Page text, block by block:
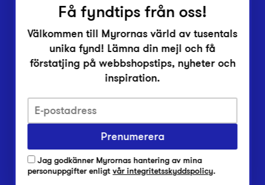
Integritetsskyddspolicy
Har du frågor om onlineköp, leverans eller retur?
Har du frågor om vår verksamhet?
Vanliga frågor om Myrorna
Få fyndtips från oss!
Välkommen till Myrornas värld av tusentals
unika fynd! Lämna din mejl och få
förstatjing på webbshopstips, nyheter och
inspiration.
Prenumerera
Jag godkänner Myrornas hantering av mina
personuppgifter enligtvår integritetsskyddspolicy.